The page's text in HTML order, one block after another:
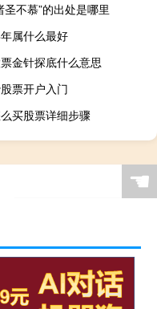
圣不慕”的出处是哪里
属什么最好
金针探底什么意思
票开户入门
买股票详细步骤
☚